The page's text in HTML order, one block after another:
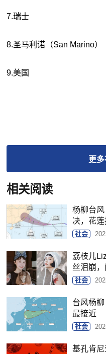
7.瑞士
8.圣马利诺（San Marino）
9.美国
更多
相关阅读
杨柳台
决，花莲
社会
荔枝儿
丝泪崩
社会
台风杨
最接近
社会
基孔肯